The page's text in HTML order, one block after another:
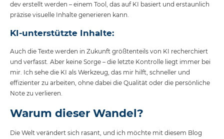
dev erstellt werden – einem Tool, das auf KI basiert und erstaunlich
präzise visuelle Inhalte generieren kann.
KI-unterstützte Inhalte:
Auch die Texte werden in Zukunft größtenteils von KI recherchiert
und verfasst. Aber keine Sorge – die letzte Kontrolle liegt immer bei
mir. Ich sehe die KI als Werkzeug, das mir hilft, schneller und
effizienter zu arbeiten, ohne dabei die Qualität oder die persönliche
Note zu verlieren.
Warum dieser Wandel?
Die Welt verändert sich rasant, und ich möchte mit diesem Blog